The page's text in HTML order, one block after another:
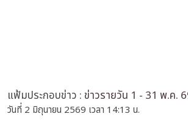
แฟ้มประกอบข่าว :ข่าวรายวัน 1 - 31 พ.ค.
วันที่ 2 มิถุนายน 2569 เวลา 14:13 น.